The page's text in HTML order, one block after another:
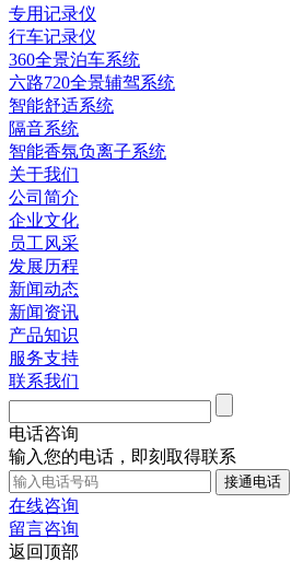
专用记录仪
行车记录仪
360全景泊车系统
六路720全景辅驾系统
智能舒适系统
隔音系统
智能香氛负离子系统
关于我们
公司简介
企业文化
员工风采
发展历程
新闻动态
新闻资讯
产品知识
服务支持
联系我们
电话咨询
输入您的电话，即刻取得联系
在线咨询
留言咨询
返回顶部